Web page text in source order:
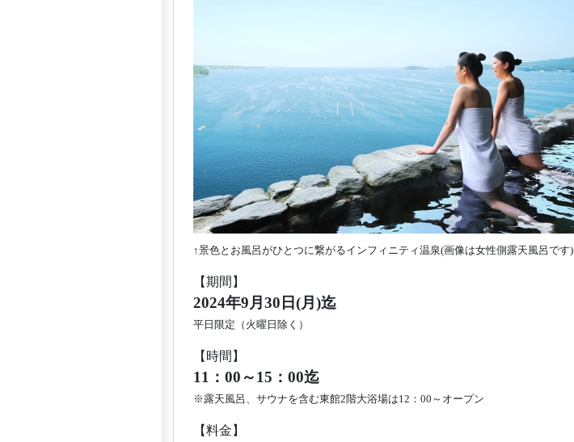
↑景色とお風呂がひとつに繋がるインフィニティ温泉(画像は女性側露天風呂です)
【期間】
2024年9月30日(月)迄
平日限定（火曜日除く）
【時間】
11：00～15：00迄
※露天風呂、サウナを含む東館2階大浴場は12：00～オープン
【料金】